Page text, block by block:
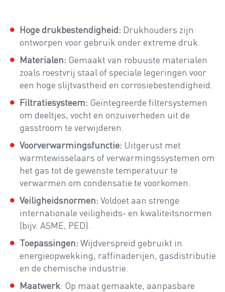
Hoge drukbestendigheid: Drukhouders zijn
ontworpen voor gebruik onder extreme druk.
Materialen: Gemaakt van robuuste materialen
zoals roestvrij staal of speciale legeringen voor
een hoge slijtvastheid en corrosiebestendigheid.
Filtratiesysteem: Geïntegreerde filtersystemen
om deeltjes, vocht en onzuiverheden uit de
gasstroom te verwijderen.
Voorverwarmingsfunctie: Uitgerust met
warmtewisselaars of verwarmingssystemen om
het gas tot de gewenste temperatuur te
verwarmen om condensatie te voorkomen.
Veiligheidsnormen: Voldoet aan strenge
internationale veiligheids- en kwaliteitsnormen
(bijv. ASME, PED).
Toepassingen: Wijdverspreid gebruikt in
energieopwekking, raffinaderijen, gasdistributie
en de chemische industrie.
Maatwerk: Op maat gemaakte, aanpasbare